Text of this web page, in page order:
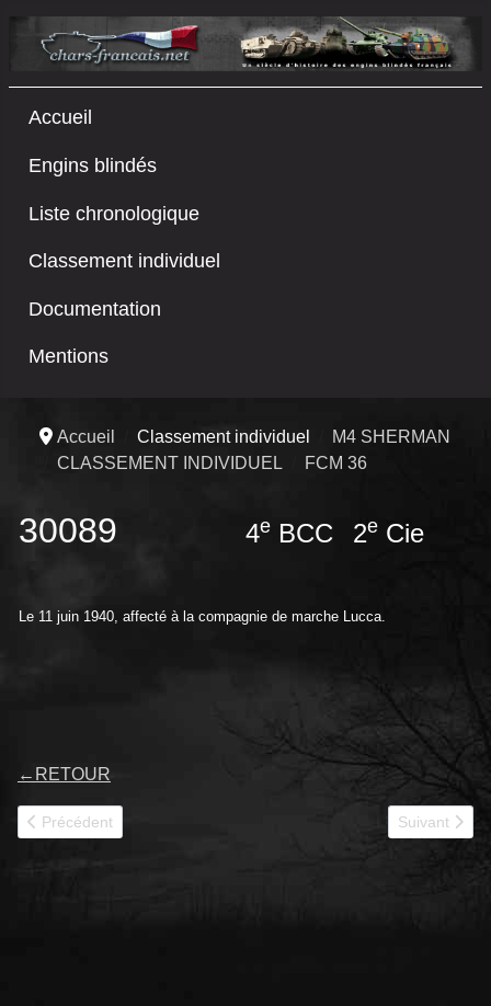
Accueil
Engins blindés
Liste chronologique
Classement individuel
Documentation
Mentions
Accueil Classement individuel
M4 SHERMAN
CLASSEMENT INDIVIDUEL
FCM 36
30089 4e BCC 2e Cie
Le 11 juin 1940, affecté à la compagnie de marche Lucca.
← RETOUR
Article précédent : 30090
Précédent Article
Suivant